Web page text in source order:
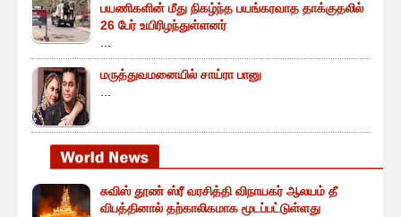
பயணிகளின் மீது நிகழ்ந்த பயங்கரவாத தாக்குதலில்
26 பேர் உயிரிழந்துள்ளனர்
...
மருத்துவமனையில் சாய்ரா பானு
...
சுவிஸ் தூண் ஸ்ரீ வரசித்தி விநாயகர் ஆலயம் தீ
விபத்தினால் தற்காலிகமாக மூடப்பட்டுள்ளது